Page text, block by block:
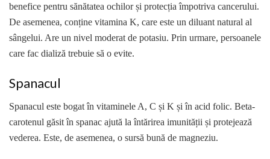
benefice pentru sănătatea ochilor și protecția împotriva cancerului.
De asemenea, conține vitamina K, care este un diluant natural al
sângelui. Are un nivel moderat de potasiu. Prin urmare, persoanele
care fac dializă trebuie să o evite.
Spanacul
Spanacul este bogat în vitaminele A, C și K și în acid folic. Beta-
carotenul găsit în spanac ajută la întărirea imunității și protejează
vederea. Este, de asemenea, o sursă bună de magneziu.